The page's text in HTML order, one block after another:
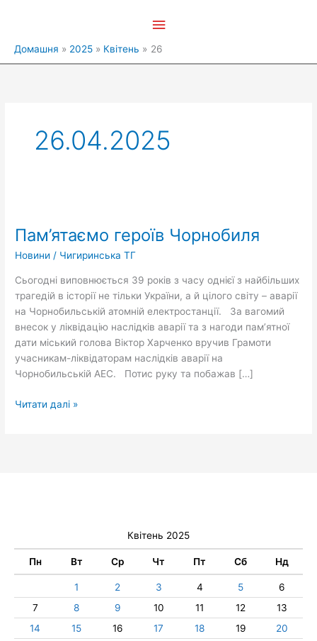
меню
Домашня 2025 Квітень 26
26.04.2025
Пам’ятаємо героїв Чорнобиля
Новини / Чигиринська ТГ
Сьогодні виповнюється 39 років з часу однієї з найбільших
трагедій в історії не тільки України, а й цілого світу – аварії
на Чорнобильській атомній електростанції. За вагомий
внесок у ліквідацію наслідків аварії та з нагоди пам’ятної
дати міський голова Віктор Харченко вручив Грамоти
учасникам-ліквідаторам наслідків аварії на
Чорнобильській АЕС. Потис руку та побажав […]
Чорнобиля
Читати далі »
Квітень 2025
Пн Вт Ср Чт Пт Сб Нд
1 2 3 4 5
6
7
8 9 10 11 12
13
14
15 16 17 18 19
20